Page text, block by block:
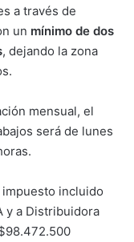
a través de
un mínimo de dos
, dejando la zona
mensual, el
será de lunes
incluido
y a Distribuidora